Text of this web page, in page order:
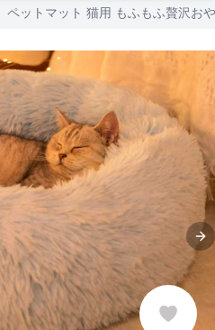
ペットマット 猫用 もふもふ贅沢お